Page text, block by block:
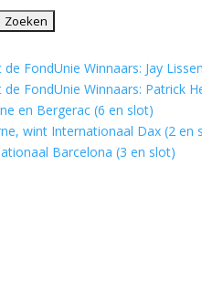
FondUnie Winnaars: Jay
FondUnie Winnaars: Patrick
en Bergerac (6 en slot)
wint Internationaal Dax (2 en
Barcelona (3 en slot)